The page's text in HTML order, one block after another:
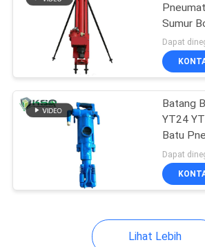
SITEMAP
PRIVACY
POLICYDTH palu
DTH Drill Bits
Sumur
Down-
Bor
Batang
YT24
Batu
Lihat Lebih